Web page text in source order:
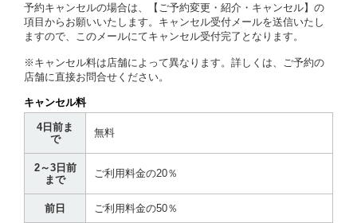
第７条（貸渡契約の締結）
借受人は第２条第１項に定める借受条件を明示し、当
貸渡契約を締結するものとします。ただし、貸し渡す
ことができるレンタカーがない場合又は借受人若しく
は運転者が第８条第１項若しくは第２項各号のいずれ
かに該当する場合を除きます。
貸渡契約を締結した場合、借受人は当社に第１0条第
１項に定める貸渡料金を支払うものとします。
運転者の義務と定められた事項を遵守するものとしま
す。
当社は、監督官庁の基本通達（注１）に基づき、貸渡
予約キャンセルの場合は、【ご予約変更・紹介・キャンセル】の
項目からお願いいたします。キャンセル受付メールを送信いたし
ますので、このメールにてキャンセル受付完了となります。
※キャンセル料は店舗によって異なります。詳しくは、ご予約の
店舗に直接お問合せください。
キャンセル料
4日前ま
で
無料
2～3日前
まで
ご利用料金の20％
前日 ご利用料金の50％